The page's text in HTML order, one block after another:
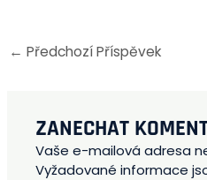
← Předchozí Příspěvek
ZANECHAT
Vaše e-mailová adresa
Vyžadované informace